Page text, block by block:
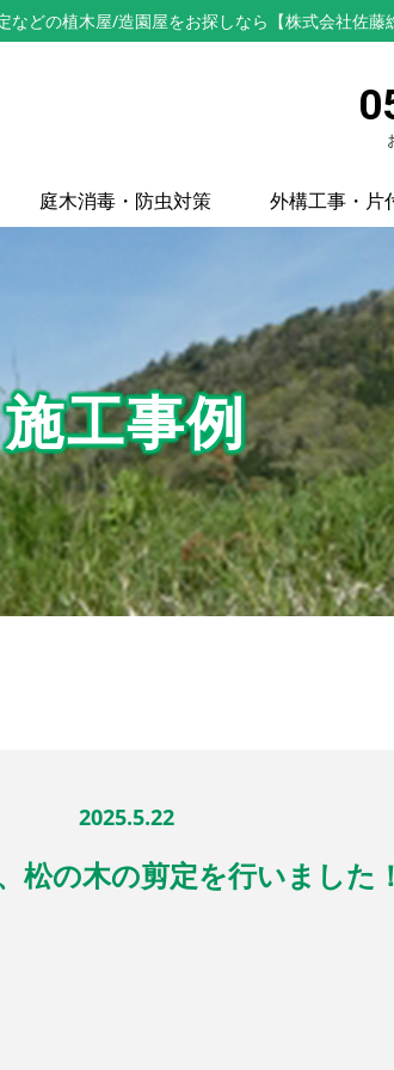
どの植木屋/造園屋をお探しなら【株式会社佐藤
庭木消毒・防虫対策 外構工事・片
施工事例
2025.5.22
松の木の剪定を行いました